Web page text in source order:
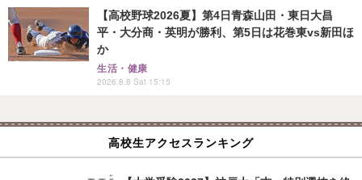
【高校野球2026夏】第4日青森山田・東日大昌
平・大分商・英明が勝利、第5日は花巻東vs新田ほ
か
生活・健康
2026.8.8 Sat 15:15
高校生アクセスランキング